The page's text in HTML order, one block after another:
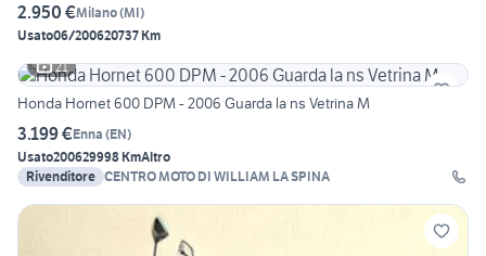
2.950 €Milano(MI)
Usato06/200620737 Km
21
Honda Hornet 600 DPM - 2006 Guarda la ns Vetrina M
3.199 €Enna (EN)
Usato200629998 KmAltro
Rivenditore CENTRO MOTO DI WILLIAM LA SPINA